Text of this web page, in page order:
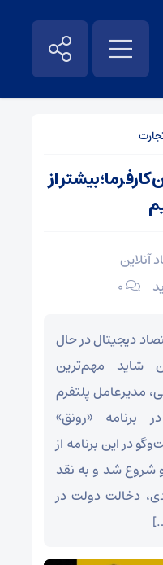
کارفرما؛ بیشتر از
آنلاین
۰
دیجیتال در حال
مهم‌ترین
مدیرعامل پلتفرم
برنامه «رونق»
در این برنامه از
شروع شد و به نقد
دخالت دولت در